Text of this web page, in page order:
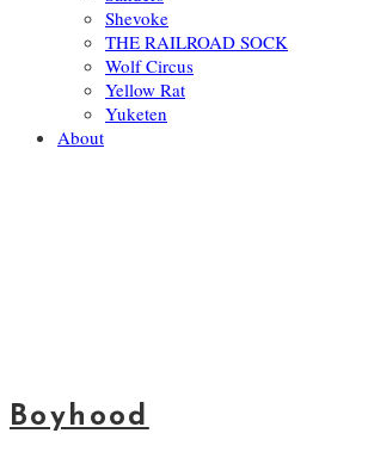
Shevoke
THE RAILROAD SOCK
Wolf Circus
Yellow Rat
Yuketen
About
Boyhood